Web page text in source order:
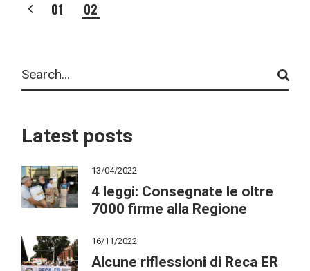
PAGINAZIONE
ARTICOLI
01 02
Latest posts
13/04/2022
4 leggi: Consegnate le oltre
7000 firme alla Regione
16/11/2022
Alcune riflessioni di Reca ER